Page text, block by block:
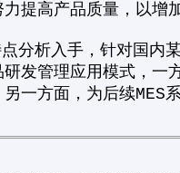
提高产品质量，以增
析入手，针对国内
发管理应用模式，
一方面，为后续MES